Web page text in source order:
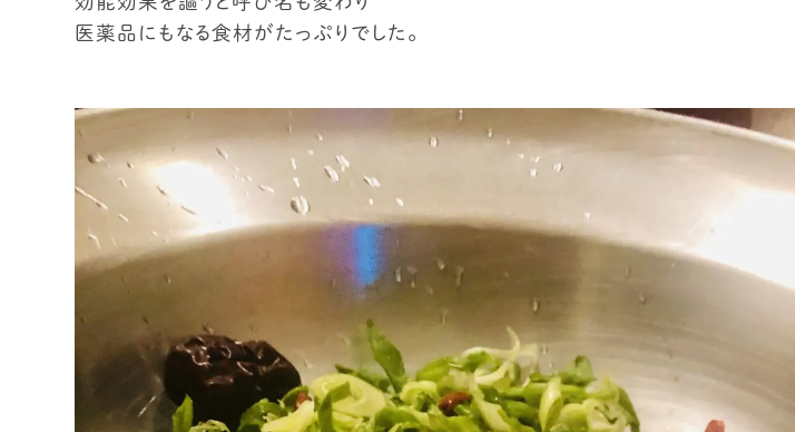
医薬品にもなる食材がたっぷりでした。